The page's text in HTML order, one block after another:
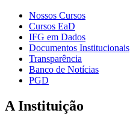
Nossos Cursos
Cursos EaD
IFG em Dados
Documentos Institucionais
Transparência
Banco de Notícias
PGD
A Instituição